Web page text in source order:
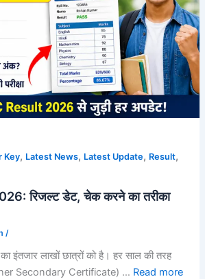
Key, Latest News, Latest Update, Result,
रिजल्ट डेट, चेक करने का तरीका
/
इंतजार लाखों छात्रों को है। हर साल की तरह
Secondary Certificate) … Read more